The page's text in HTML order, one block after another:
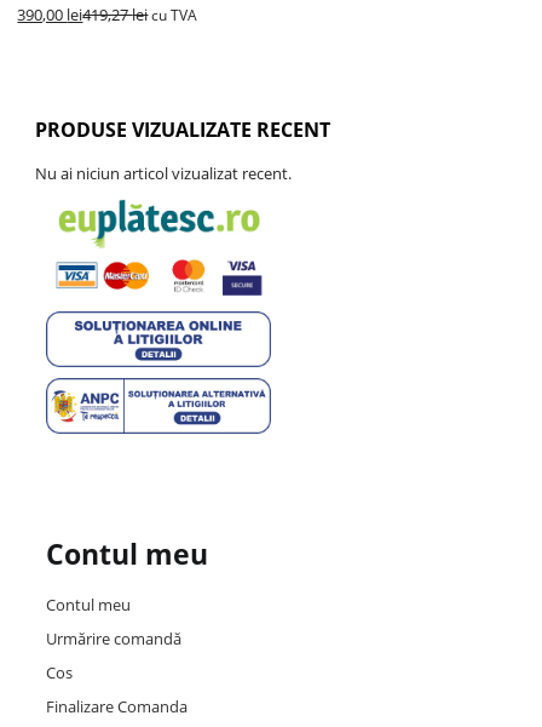
390,00 lei419,27leicu TVA
PRODUSE VIZUALIZATE RECENT
Nu ai niciun articol vizualizat recent.
Contul meu
Contul meu
Urmărire comandă
Cos
Finalizare Comanda